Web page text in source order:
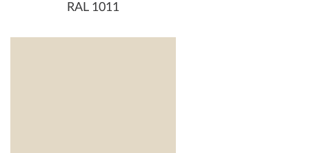
RAL 1011